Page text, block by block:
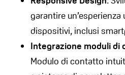
garantire
dispositivi, inclusi
Integrazione moduli
Modulo di contatto